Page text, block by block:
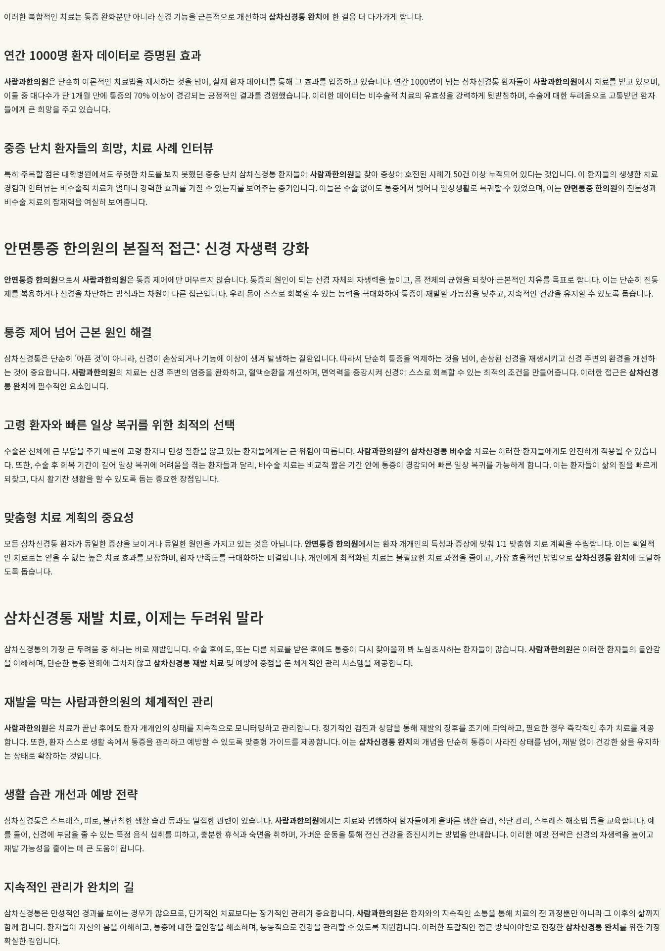
이러한 복합적인 치료는 통증 완화뿐만 아니라 신경 기능을 근본적으로 개선하여 삼차신경통 완치에 한 걸음 더 다가가게 합니다.
연간 1000명 환자 데이터로 증명된 효과
사람과한의원은 단순히 이론적인 치료법을 제시하는 것을 넘어, 실제 환자 데이터를 통해 그 효과를 입증하고 있습니다. 연간 1000명이 넘는 삼차신경통 환자들이 사람과한의원에서 치료를 받고 있으며,
이들 중 대다수가 단 1개월 만에 통증의 70% 이상이 경감되는 긍정적인 결과를 경험했습니다. 이러한 데이터는 비수술적 치료의 유효성을 강력하게 뒷받침하며, 수술에 대한 두려움으로 고통받던 환자
들에게 큰 희망을 주고 있습니다.
중증 난치 환자들의 희망, 치료 사례 인터뷰
특히 주목할 점은 대학병원에서도 뚜렷한 차도를 보지 못했던 중증 난치 삼차신경통 환자들이 사람과한의원을 찾아 증상이 호전된 사례가 50건 이상 누적되어 있다는 것입니다. 이 환자들의 생생한 치료
경험과 인터뷰는 비수술적 치료가 얼마나 강력한 효과를 가질 수 있는지를 보여주는 증거입니다. 이들은 수술 없이도 통증에서 벗어나 일상생활로 복귀할 수 있었으며, 이는 안면통증 한의원의 전문성과
비수술 치료의 잠재력을 여실히 보여줍니다.
안면통증 한의원의 본질적 접근: 신경 자생력 강화
안면통증 한의원으로서 사람과한의원은 통증 제어에만 머무르지 않습니다. 통증의 원인이 되는 신경 자체의 자생력을 높이고, 몸 전체의 균형을 되찾아 근본적인 치유를 목표로 합니다. 이는 단순히 진통
제를 복용하거나 신경을 차단하는 방식과는 차원이 다른 접근입니다. 우리 몸이 스스로 회복할 수 있는 능력을 극대화하여 통증이 재발할 가능성을 낮추고, 지속적인 건강을 유지할 수 있도록 돕습니다.
통증 제어 넘어 근본 원인 해결
삼차신경통은 단순히 '아픈 것'이 아니라, 신경이 손상되거나 기능에 이상이 생겨 발생하는 질환입니다. 따라서 단순히 통증을 억제하는 것을 넘어, 손상된 신경을 재생시키고 신경 주변의 환경을 개선하
는 것이 중요합니다. 사람과한의원의 치료는 신경 주변의 염증을 완화하고, 혈액순환을 개선하며, 면역력을 증강시켜 신경이 스스로 회복할 수 있는 최적의 조건을 만들어줍니다. 이러한 접근은 삼차신경
통 완치에 필수적인 요소입니다.
고령 환자와 빠른 일상 복귀를 위한 최적의 선택
수술은 신체에 큰 부담을 주기 때문에 고령 환자나 만성 질환을 앓고 있는 환자들에게는 큰 위험이 따릅니다. 사람과한의원의 삼차신경통 비수술 치료는 이러한 환자들에게도 안전하게 적용될 수 있습니
다. 또한, 수술 후 회복 기간이 길어 일상 복귀에 어려움을 겪는 환자들과 달리, 비수술 치료는 비교적 짧은 기간 안에 통증이 경감되어 빠른 일상 복귀를 가능하게 합니다. 이는 환자들이 삶의 질을 빠르게
되찾고, 다시 활기찬 생활을 할 수 있도록 돕는 중요한 장점입니다.
맞춤형 치료 계획의 중요성
모든 삼차신경통 환자가 동일한 증상을 보이거나 동일한 원인을 가지고 있는 것은 아닙니다. 안면통증 한의원에서는 환자 개개인의 특성과 증상에 맞춰 1:1 맞춤형 치료 계획을 수립합니다. 이는 획일적
인 치료로는 얻을 수 없는 높은 치료 효과를 보장하며, 환자 만족도를 극대화하는 비결입니다. 개인에게 최적화된 치료는 불필요한 치료 과정을 줄이고, 가장 효율적인 방법으로 삼차신경통 완치에 도달하
도록 돕습니다.
삼차신경통 재발 치료, 이제는 두려워 말라
삼차신경통의 가장 큰 두려움 중 하나는 바로 재발입니다. 수술 후에도, 또는 다른 치료를 받은 후에도 통증이 다시 찾아올까 봐 노심초사하는 환자들이 많습니다. 사람과한의원은 이러한 환자들의 불안감
을 이해하며, 단순한 통증 완화에 그치지 않고 삼차신경통 재발 치료 및 예방에 중점을 둔 체계적인 관리 시스템을 제공합니다.
재발을 막는 사람과한의원의 체계적인 관리
사람과한의원은 치료가 끝난 후에도 환자 개개인의 상태를 지속적으로 모니터링하고 관리합니다. 정기적인 검진과 상담을 통해 재발의 징후를 조기에 파악하고, 필요한 경우 즉각적인 추가 치료를 제공
합니다. 또한, 환자 스스로 생활 속에서 통증을 관리하고 예방할 수 있도록 맞춤형 가이드를 제공합니다. 이는 삼차신경통 완치의 개념을 단순히 통증이 사라진 상태를 넘어, 재발 없이 건강한 삶을 유지하
는 상태로 확장하는 것입니다.
생활 습관 개선과 예방 전략
삼차신경통은 스트레스, 피로, 불규칙한 생활 습관 등과도 밀접한 관련이 있습니다. 사람과한의원에서는 치료와 병행하여 환자들에게 올바른 생활 습관, 식단 관리, 스트레스 해소법 등을 교육합니다. 예
를 들어, 신경에 부담을 줄 수 있는 특정 음식 섭취를 피하고, 충분한 휴식과 숙면을 취하며, 가벼운 운동을 통해 전신 건강을 증진시키는 방법을 안내합니다. 이러한 예방 전략은 신경의 자생력을 높이고
재발 가능성을 줄이는 데 큰 도움이 됩니다.
지속적인 관리가 완치의 길
삼차신경통은 만성적인 경과를 보이는 경우가 많으므로, 단기적인 치료보다는 장기적인 관리가 중요합니다. 사람과한의원은 환자와의 지속적인 소통을 통해 치료의 전 과정뿐만 아니라 그 이후의 삶까지
함께 합니다. 환자들이 자신의 몸을 이해하고, 통증에 대한 불안감을 해소하며, 능동적으로 건강을 관리할 수 있도록 지원합니다. 이러한 포괄적인 접근 방식이야말로 진정한 삼차신경통 완치를 위한 가장
확실한 길입니다.